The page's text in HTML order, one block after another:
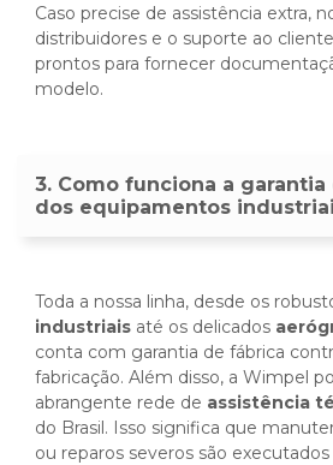
Caso precise de assistência extra,
distribuidores e o suporte ao
prontos para fornecer
modelo.
3. Como funciona a
dos equipamentos
Toda a nossa linha, desde os
industriais até os delicados
conta com garantia de fábrica
fabricação. Além disso, a Wimpel
abrangente rede de assistência
do Brasil. Isso significa que
ou reparos severos são